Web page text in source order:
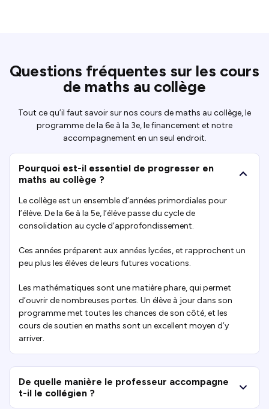
Questions fréquentes sur les cours
de maths au collège
Tout ce qu’il faut savoir sur nos cours de maths au collège, le
programme de la 6e à la 3e, le financement et notre
accompagnement en un seul endroit.
Pourquoi est-il essentiel de progresser en
maths au collège ?
Le collège est un ensemble d’années primordiales pour
l’élève. De la 6e à la 5e, l’élève passe du cycle de
consolidation au cycle d’approfondissement.
Ces années préparent aux années lycées, et rapprochent un
peu plus les élèves de leurs futures vocations.
Les mathématiques sont une matière phare, qui permet
d’ouvrir de nombreuses portes. Un élève à jour dans son
programme met toutes les chances de son côté, et les
cours de soutien en maths sont un excellent moyen d’y
arriver.
De quelle manière le professeur accompagne
t-il le collégien ?